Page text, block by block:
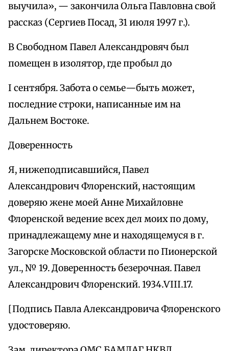
выучила», — закончила Ольга Павловна свой
рассказ (Сергиев Посад, 31 июля 1997 г.).
В Свободном Павел Александровяч был
помещен в изолятор, где пробыл до
I сентября. Забота о семье—быть может,
последние строки, написанные им на
Дальнем Востоке.
Доверенность
Я, нижеподписавшийся, Павел
Александрович Флоренский, настоящим
доверяю жене моей Анне Михайловне
Флоренской ведение всех дел моих по дому,
принадлежащему мне и находящемуся в г.
Загорске Московской области по Пионерской
ул., № 19. Доверенность безерочная. Павел
Александрович Флоренский. 1934.ѴІІІ.17.
[Подпись Павла Александровича Флоренского
удостоверяю.